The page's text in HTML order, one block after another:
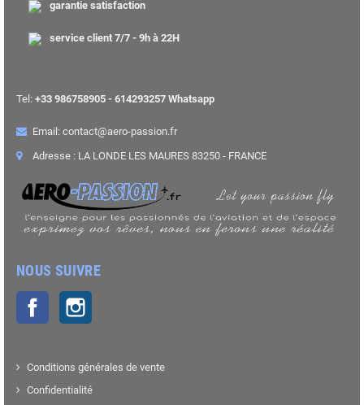
garantie satisfaction
service client 7/7 - 9h à 22H
Tel: +33 986758905 - 614293257 Whatsapp
Email: contact@aero-passion.fr
Adresse : LA LONDE LES MAURES 83250 - FRANCE
NOUS SUIVRE
Facebook
Conditions générales de vente
Confidentialité